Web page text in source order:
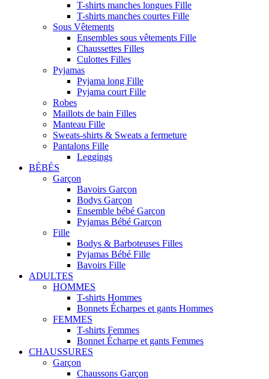
T-shirts manches longues Fille
T-shirts manches courtes Fille
Sous Vêtements
Ensembles sous vêtements Fille
Chaussettes Filles
Culottes Filles
Pyjamas
Pyjama long Fille
Pyjama court Fille
Robes
Maillots de bain Filles
Manteau Fille
Sweats-shirts & Sweats a fermeture
Pantalons Fille
Leggings
BÉBÉS
Garçon
Bavoirs Garçon
Bodys Garçon
Ensemble bébé Garçon
Pyjamas Bébé Garçon
Fille
Bodys & Barboteuses Filles
Pyjamas Bébé Fille
Bavoirs Fille
ADULTES
HOMMES
T-shirts Hommes
Bonnets Écharpes et gants Hommes
FEMMES
T-shirts Femmes
Bonnet Écharpe et gants Femmes
CHAUSSURES
Garçon
Chaussons Garçon